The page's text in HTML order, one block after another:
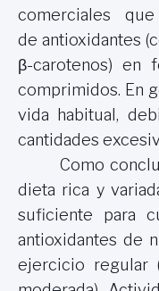
comerciales que
de antioxidantes
β-carotenos) en
comprimidos. En
vida habitual,
cantidades
Como
dieta rica y
suficiente para
antioxidantes de
ejercicio regular